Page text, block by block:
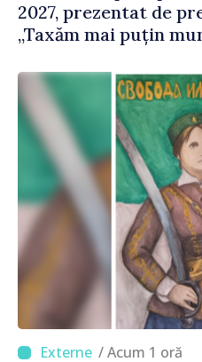
2027, prezentat de
„Taxăm mai puțin
taxarea consumului”
/ Acum 1 oră